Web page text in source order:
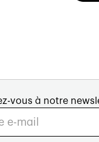
de
d’entretien
vous à notre